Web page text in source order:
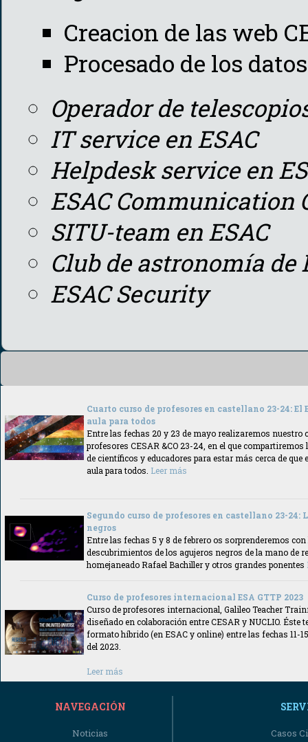
Creacion de las web
Procesado de los
Operador de
IT service en ESAC
Helpdesk service en
ESAC Communication
SITU-team en ESAC
Club de astronomía de
ESAC Security
Cuarto curso de profesores en castellano 23-24: El
aula para todos
Entre las fechas 20 y 23 de mayo realizaremos nuestro
profesores CESAR &CO 23-24, en el que
de científicos y educadores para estar más cerca de que
aula para todos. Leer más
Segundo curso de profesores en castellano 23-24:
negros
Entre las fechas 5 y 8 de febrero os sorprenderemos
descubrimientos de los agujeros negros de la mano de
homejaneado Rafael Bachiller y otros grandes ponentes
Curso de profesores internacional ESA GTTP 2023
Curso de profesores internacional, Galileo Teacher
diseñado en colaboración entre CESAR y NUCLIO. Éste
formato híbrido (en ESAC y online) entre las fechas 11-
del 2023.
Leer más
NAVEGACIÓN
Noticias
Casos